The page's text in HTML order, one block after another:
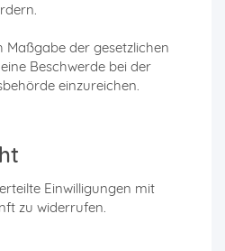
Maßgabe der gesetzlichen
Beschwerde bei der
einzureichen.
Einwilligungen mit
zu widerrufen.